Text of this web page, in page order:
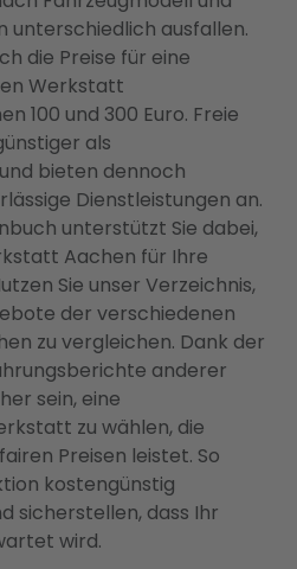
unterschiedlich ausfallen.
die Preise für eine
Werkstatt
100 und 300 Euro. Freie
als
bieten dennoch
Dienstleistungen an.
unterstützt Sie dabei,
Aachen für Ihre
Sie unser Verzeichnis,
der verschiedenen
zu vergleichen. Dank der
anderer
sein, eine
zu wählen, die
Preisen leistet. So
kostengünstig
sicherstellen, dass Ihr
wird.